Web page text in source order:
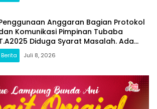
Anggaran Bagian Protokol
Komunikasi Pimpinan Tubaba
Diduga Syarat Masalah. Ada
Tumpang Tindih dan Kegiatan
Berita Juli 8, 2026